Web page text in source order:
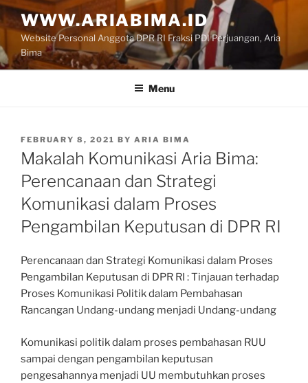
Skip
to
content
WWW.ARIABIMA.ID
Website Personal Anggota DPR RI Fraksi PDI Perjuangan, Aria
Bima
Menu
POSTED
ON
FEBRUARY 8, 2021 BY ARIA BIMA
Makalah Komunikasi Aria Bima:
Perencanaan dan Strategi
Komunikasi dalam Proses
Pengambilan Keputusan di DPR RI
Perencanaan dan Strategi Komunikasi dalam Proses
Pengambilan Keputusan di DPR RI : Tinjauan terhadap
Proses Komunikasi Politik dalam Pembahasan
Rancangan Undang-undang menjadi Undang-undang
Komunikasi politik dalam proses pembahasan RUU
sampai dengan pengambilan keputusan
pengesahannya menjadi UU membutuhkan proses